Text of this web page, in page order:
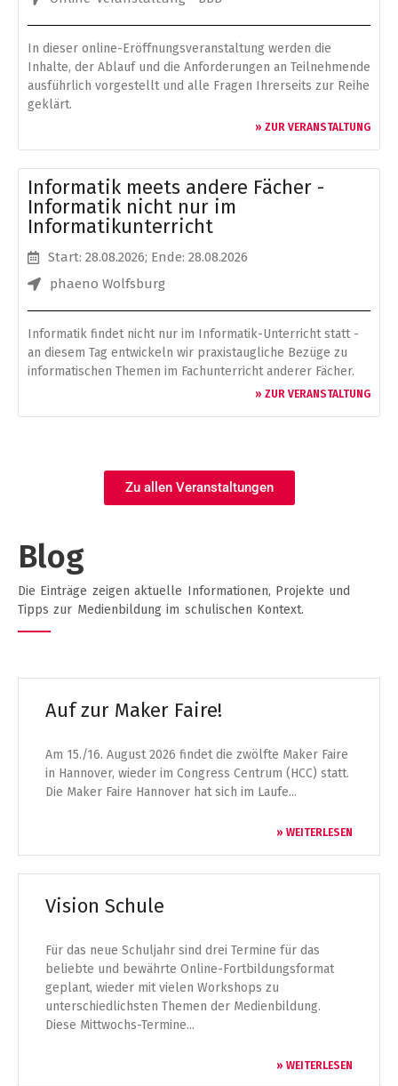
In dieser online-Eröffnungsveranstaltung werden die
Inhalte, der Ablauf und die Anforderungen an Teilnehmende
ausführlich vorgestellt und alle Fragen Ihrerseits zur Reihe
geklärt.
» ZUR VERANSTALTUNG
Informatik meets andere Fächer -
Informatik nicht nur im
Informatikunterricht
Start: 28.08.2026; Ende: 28.08.2026
phaeno Wolfsburg
Informatik findet nicht nur im Informatik-Unterricht statt -
an diesem Tag entwickeln wir praxistaugliche Bezüge zu
informatischen Themen im Fachunterricht anderer Fächer.
» ZUR VERANSTALTUNG
Zu allen Veranstaltungen
Blog
Die Einträge zeigen aktuelle Informationen, Projekte und
Tipps zur Medienbildung im schulischen Kontext.
Auf zur Maker Faire!
Am 15./16. August 2026 findet die zwölfte Maker Faire
in Hannover, wieder im Congress Centrum (HCC) statt.
Die Maker Faire Hannover hat sich im Laufe...
» WEITERLESEN
Vision Schule
Für das neue Schuljahr sind drei Termine für das
beliebte und bewährte Online-Fortbildungsformat
geplant, wieder mit vielen Workshops zu
unterschiedlichsten Themen der Medienbildung.
Diese Mittwochs-Termine...
» WEITERLESEN